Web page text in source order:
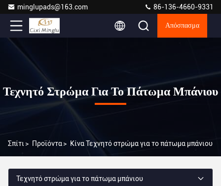
minglupads@163.com 86-136-4660-9331
Απόσπασμα
Τεχνητό Στρώμα Για Το Πάτωμα Μπάνιου
Σπίτι > Προϊόντα> Κίνα Τεχνητό στρώμα για το πάτωμα μπάνιου
Τεχνητό στρώμα για το πάτωμα μπάνιου